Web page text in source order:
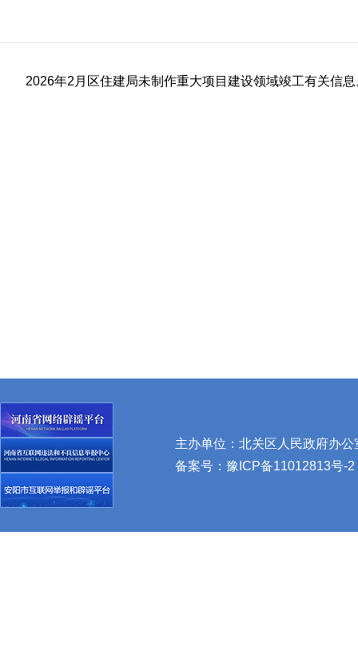
2026年2月区住建局未制作重大项目建设领域竣工有关信息
主办单位：北关区人民政府办
备案号： 豫ICP备11012813号-2